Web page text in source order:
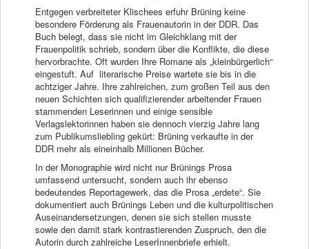
Entgegen verbreiteter Klischees erfuhr Brüning keine
besondere Förderung als Frauenautorin in der DDR. Das
Buch belegt, dass sie nicht im Gleichklang mit der
Frauenpolitik schrieb, sondern über die Konflikte, die diese
hervorbrachte. Oft wurden Ihre Romane als „kleinbürgerlich“
eingestuft. Auf literarische Preise wartete sie bis in die
achtziger Jahre. Ihre zahlreichen, zum großen Teil aus den
neuen Schichten sich qualifizierender arbeitender Frauen
stammenden Leserinnen und einige sensible
Verlagslektorinnen haben sie dennoch vierzig Jahre lang
zum Publikumsliebling gekürt: Brüning verkaufte in der
DDR mehr als eineinhalb Millionen Bücher.
In der Monographie wird nicht nur Brünings Prosa
umfassend untersucht, sondern auch ihr ebenso
bedeutendes Reportagewerk, das die Prosa „erdete“. Sie
dokumentiert auch Brünings Leben und die kulturpolitischen
Auseinandersetzungen, denen sie sich stellen musste
sowie den damit stark kontrastierenden Zuspruch, den die
Autorin durch zahlreiche LeserInnenbriefe erhielt.